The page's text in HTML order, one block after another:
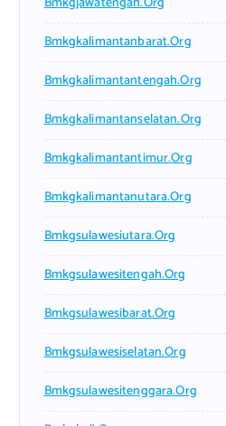
Bmkgkalimantanbarat.org
Bmkgkalimantantengah.org
Bmkgkalimantanselatan.org
Bmkgkalimantantimur.org
Bmkgkalimantanutara.org
Bmkgsulawesiutara.org
Bmkgsulawesitengah.org
Bmkgsulawesibarat.org
Bmkgsulawesiselatan.org
Bmkgsulawesitenggara.org